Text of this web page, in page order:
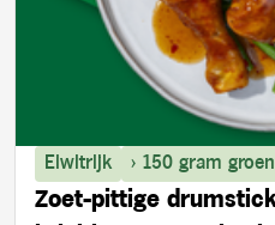
Eiwitrijk > 150 gram
Zoet-pittige